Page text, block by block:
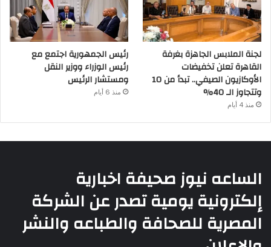
لجنة الملابس الجاهزة بغرفة
القاهرة تعلن تخفيضات
الأوكازيون الصيفي.. تبدأ من 10
وتتجاوز الـ 40%
منذ 4 أيام
رئيس الجمهورية اجتمع مع
رئيس الوزراء ووزير النقل
ومستشار الرئيس
منذ 6 أيام
الساعه نيوز صحيفة اخبارية
إلكترونية يومية تصدر عن الشركة
المصرية للصحافة والطباعه والنشر